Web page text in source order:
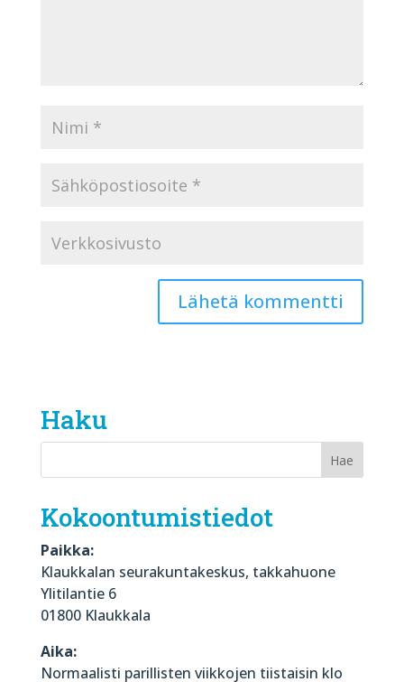
Haku
Kokoontumistiedot
Paikka:
Klaukkalan seurakuntakeskus, takkahuone
Ylitilantie 6
01800 Klaukkala
Aika:
Normaalisti parillisten viikkojen tiistaisin klo